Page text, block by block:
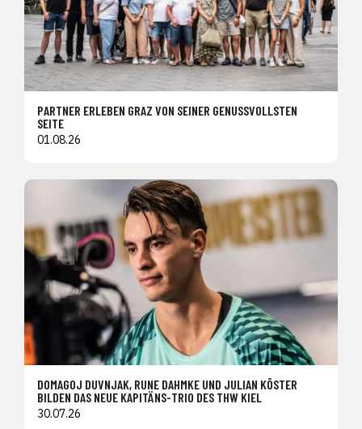
PARTNER ERLEBEN GRAZ VON SEINER GENUSSVOLLSTEN
SEITE
01.08.26
DOMAGOJ DUVNJAK, RUNE DAHMKE UND JULIAN KÖSTER
BILDEN DAS NEUE KAPITÄNS-TRIO DES THW KIEL
30.07.26